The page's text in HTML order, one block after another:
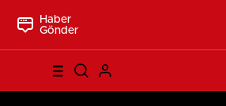
Haber
Gönder